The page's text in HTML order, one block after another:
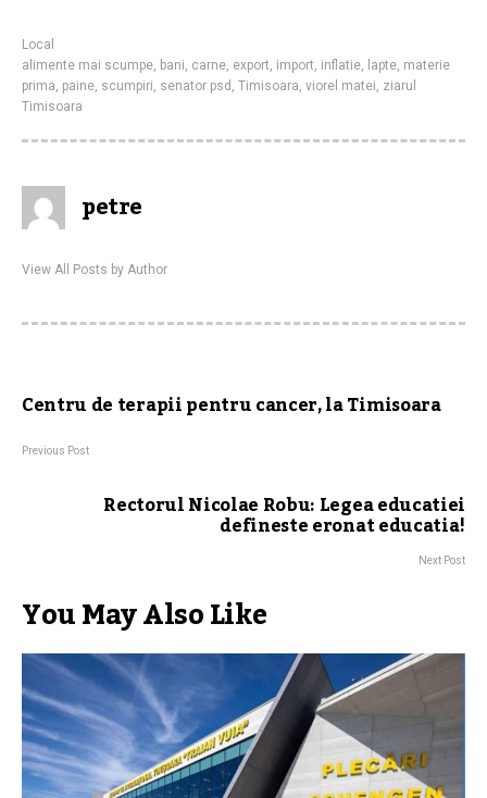
Local
alimente mai scumpe, bani, carne, export, import, inflatie, lapte, materie
prima, paine, scumpiri, senator psd , Timisoara, viorel matei, ziarul
Timisoara
petre
View All Posts by Author
Centru de terapii pentru cancer, la Timisoara
Previous Post
Rectorul Nicolae Robu: Legea educatiei
defineste eronat educatia!
Next Post
You May Also Like